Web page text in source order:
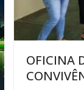
OFICINA